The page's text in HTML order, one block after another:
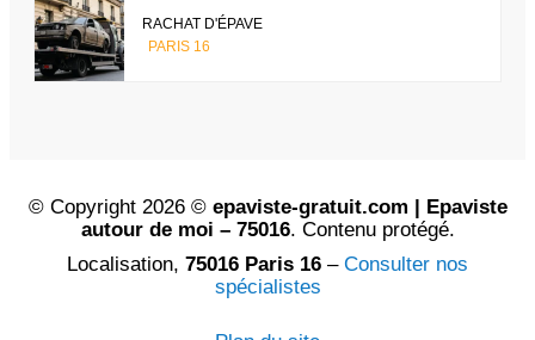
RACHAT D'ÉPAVE
PARIS 16
© Copyright 2026 © epaviste-gratuit.com | Epaviste
autour de moi – 75016. Contenu protégé.
Localisation, 75016 Paris 16 – Consulter nos
spécialistes